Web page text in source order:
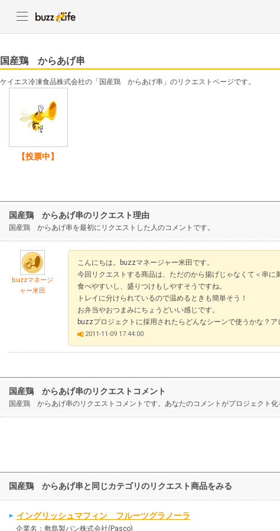
国産鶏 からあげ串
ケイエス冷凍食品株式会社の「国産鶏 からあげ串」のリクエストページです。
【投票中】
国産鶏 からあげ串のリクエスト理由
国産鶏 からあげ串を最初にリクエストした人のコメントです。
buzzマネージ
ャー米田
こんにちは。buzzマネージャー米田です。
今回リクエストする商品は、ただのから揚げじゃなくて＜串に
食べやすいし、盛りつけもしやすそうですね。
トレイに分けられているので温めるときも簡単そう！
お弁当やおつまみにちょうどいい感じです。
buzzプロジェクトに採用されたらどんなシーンで使うかな？ア
2011-11-09 17:44:00
国産鶏 からあげ串のリクエストコメント
国産鶏 からあげ串のリクエストコメントです。あなたのコメントがプロジェクト
国産鶏 からあげ串と同じカテゴリのリクエスト商品をみる
イングリッシュマフィン フルーツグラノーラ
企業名：敷島製パン株式会社(Pasco)